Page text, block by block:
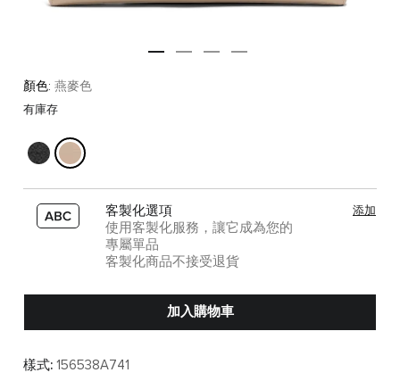
顏色: 燕麥色
有庫存
客製化選項
使用客製化服務，讓它成為您的
專屬單品
客製化商品不接受退貨
添加
加入購物車
樣式: 156538A741